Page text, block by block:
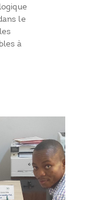
le
à